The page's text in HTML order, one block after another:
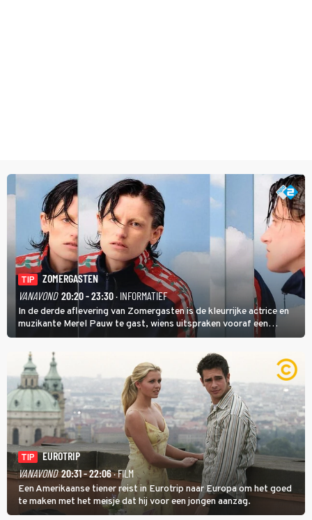
TIP
ZOMERGASTEN
VANAVOND 20:20 - 23:30· INFORMATIEF
In de derde aflevering van Zomergasten is de kleurrijke actrice en
muzikante Merel Pauw te gast, wiens uitspraken vooraf een
boeiende avond beloven: 'Mijn ideale televisieavond is zoals mijn
identiteit: grenzeloos, absurd en vol angsten'.
TIP
EUROTRIP
VANAVOND 20:31 - 22:06· FILM
Een Amerikaanse tiener reist in Eurotrip naar Europa om het goed
te maken met het meisje dat hij voor een jongen aanzag.